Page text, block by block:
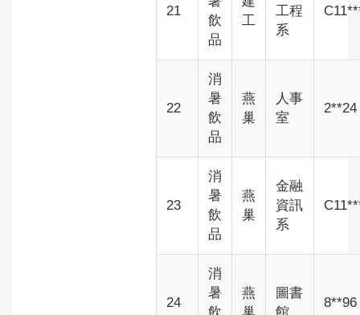
21
飲
品
工
工程
系
22
消
暑
飲
品
燕
巢
人事
室
2**24
23
消
暑
飲
品
燕
巢
金融
資訊
系
24
消
暑
燕
圖書
8**96